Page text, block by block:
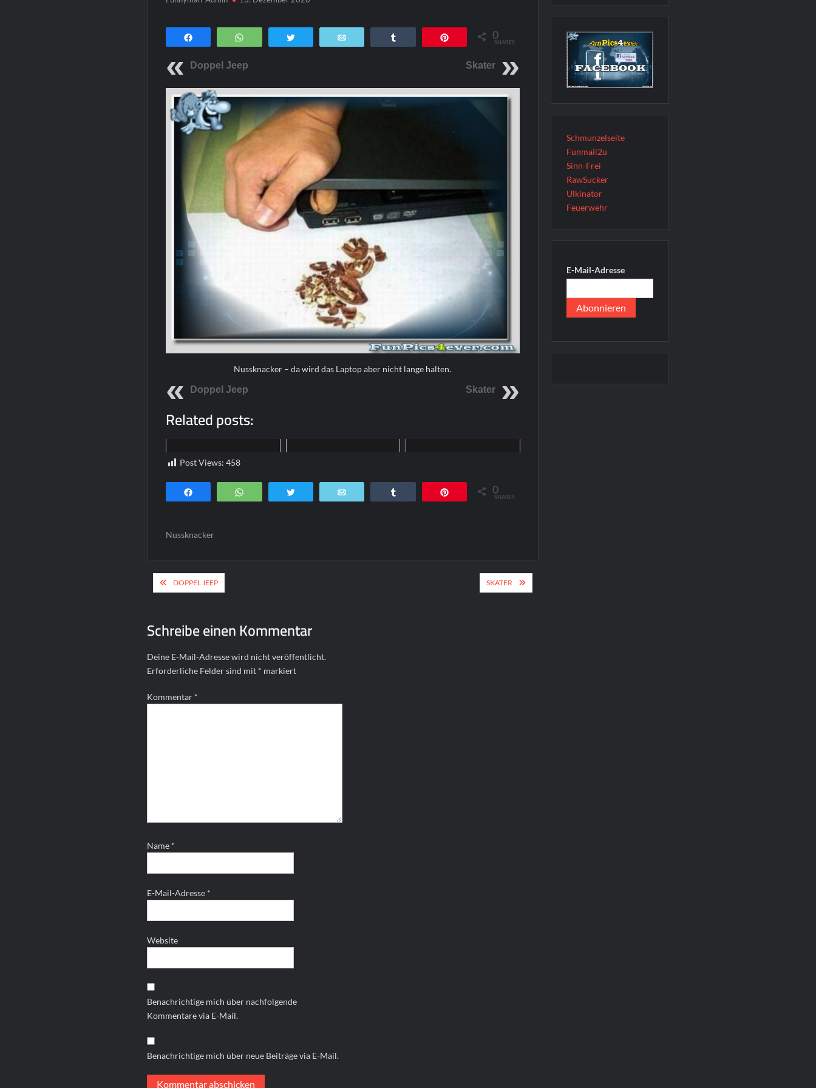
WhatsApp 0
SHARES
Doppel Jeep Skater
Nussknacker – da wird das Laptop aber nicht lange halten.
Doppel Jeep
Skater
Related posts:
Post Views: 458
WhatsApp 0
SHARES
Nussknacker
Beitragsnavigation
DOPPEL JEEP SKATER
Schreibe einen Kommentar
Deine E-Mail-Adresse wird nicht veröffentlicht.
Erforderliche Felder sind mit * markiert
Kommentar *
Name *
E-Mail-Adresse *
Website
Benachrichtige mich über nachfolgende
Kommentare via E-Mail.
Benachrichtige mich über neue Beiträge via E-Mail.
Schmunzelseite
Funmail2u
Sinn-Frei
RawSucker
Ulkinator
Feuerwehr
E-Mail-Adresse